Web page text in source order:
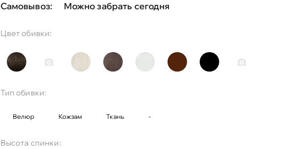
Самовывоз:
Можно забрать сегодня
Цвет обивки:
Тип обивки:
Велюр Кожзам Ткань -
Высота спинки: